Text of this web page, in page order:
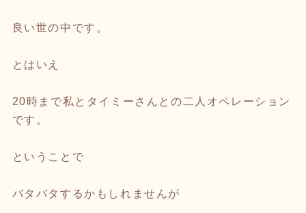
良い世の中です。
とはいえ
20時まで私とタイミーさんとの二人オペレーション
です。
ということで
バタバタするかもしれませんが